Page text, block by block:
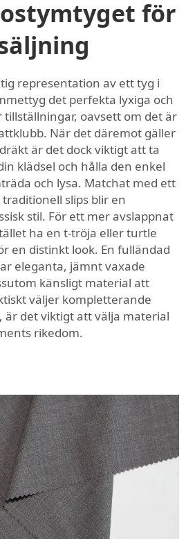
för
representation av ett tyg i
det perfekta lyxiga och
oavsett om det är
När det däremot gäller
är det dock viktigt att ta
klädsel och hålla den enkel
och lysa. Matchat med ett
slips blir en
stil. För ett mer avslappnat
ha en t-tröja eller turtle
en distinkt look. En fulländad
eleganta, jämnt vaxade
känsligt material att
väljer kompletterande
, är det viktigt att välja material
rikedom.